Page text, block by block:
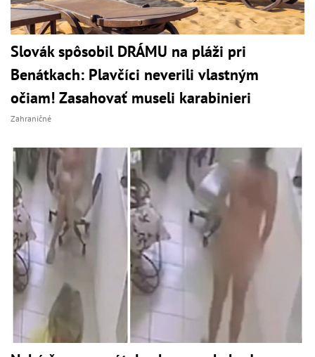
Slovák spôsobil DRÁMU na pláži pri
Benátkach: Plavčíci neverili vlastným
očiam! Zasahovať museli karabinieri
Zahraničné